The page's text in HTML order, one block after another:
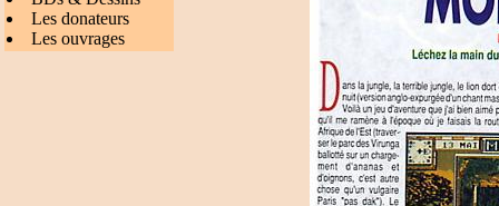
Les donateurs
Les ouvrages